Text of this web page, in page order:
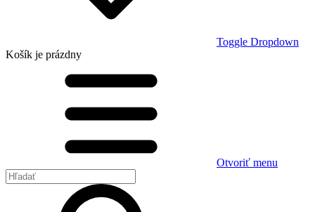
Toggle Dropdown
Košík je prázdny
Otvoriť menu